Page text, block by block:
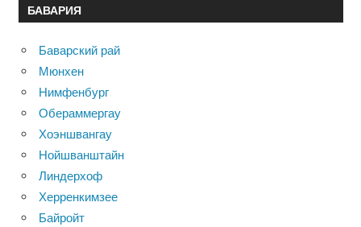
БАВАРИЯ
Баварский рай
Мюнхен
Нимфенбург
Обераммергау
Хоэншвангау
Нойшванштайн
Линдерхоф
Херренкимзее
Байройт